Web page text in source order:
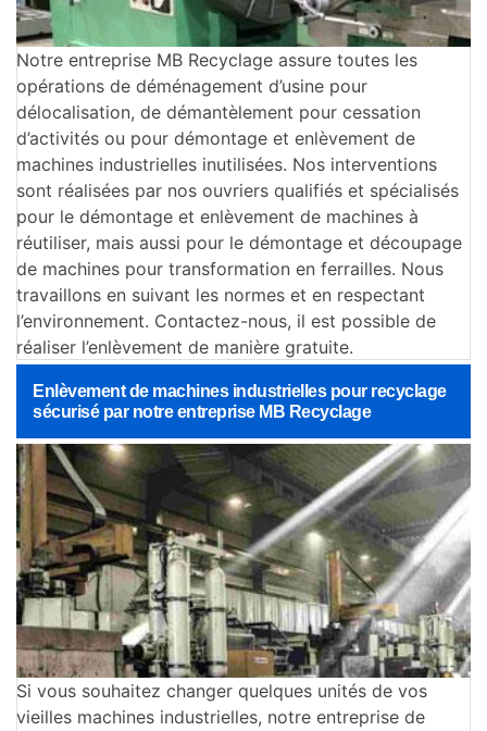
Notre entreprise MB Recyclage assure toutes les
opérations de déménagement d’usine pour
délocalisation, de démantèlement pour cessation
d’activités ou pour démontage et enlèvement de
machines industrielles inutilisées. Nos interventions
sont réalisées par nos ouvriers qualifiés et spécialisés
pour le démontage et enlèvement de machines à
réutiliser, mais aussi pour le démontage et découpage
de machines pour transformation en ferrailles. Nous
travaillons en suivant les normes et en respectant
l’environnement. Contactez-nous, il est possible de
réaliser l’enlèvement de manière gratuite.
Enlèvement de machines industrielles pour recyclage
sécurisé par notre entreprise MB Recyclage
Si vous souhaitez changer quelques unités de vos
vieilles machines industrielles, notre entreprise de